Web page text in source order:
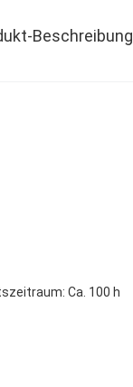
Beschreibung
Ca. 100 h